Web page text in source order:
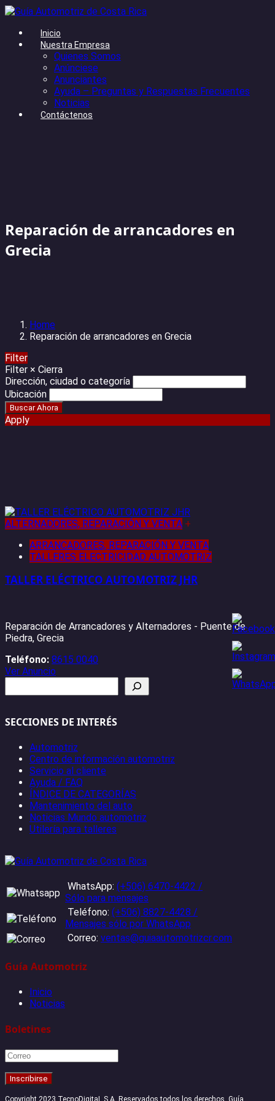
Inicio
Nuestra Empresa
Quienes Somos
Anúnciese
Anunciantes
Ayuda – Preguntas y Respuestas Frecuentes
Noticias
Contáctenos
Reparación de arrancadores en
Grecia
Home
Reparación de arrancadores en Grecia
Filter
Filter × Cierra
Dirección, ciudad o categoría
Ubicación
Apply
ALTERNADORES, REPARACIÓN Y VENTA +
ARRANCADORES, REPARACIÓN Y VENTA
TALLERES ELECTRICIDAD AUTOMOTRIZ
TALLER ELÉCTRICO AUTOMOTRIZ JHR
Reparación de Arrancadores y Alternadores - Puente de
Piedra, Grecia
Teléfono: 8615 0040
Ver Anuncio
SECCIONES DE INTERÉS
Automotriz
Centro de información automotriz
Servicio al cliente
Ayuda / FAQ
ÍNDICE DE CATEGORÍAS
Mantenimiento del auto
Noticias Mundo automotriz
Utilería para talleres
WhatsApp: (+506) 6470-4422 /
Sólo para mensajes
Teléfono: (+506) 8827-4428 /
Mensajes sólo por WhatsApp
Correo: ventas@guiaautomotrizcr.com
Guía Automotriz
Inicio
Noticias
Boletines
Copyright 2023 TecnoDigitaL S.A. Reservados todos los derechos. Guía